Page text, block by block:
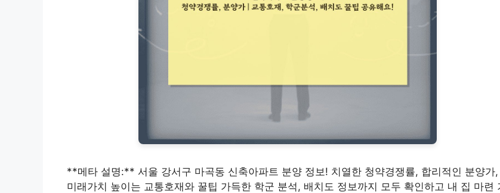
**메타 설명:** 서울 강서구 마곡동 신축아파트 분양 정보! 치열한 청약경쟁률, 합리적인 분양가,
미래가치 높이는 교통호재와 꿀팁 가득한 학군 분석, 배치도 정보까지 모두 확인하고 내 집 마련